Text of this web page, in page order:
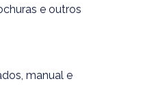
e outros
manual e